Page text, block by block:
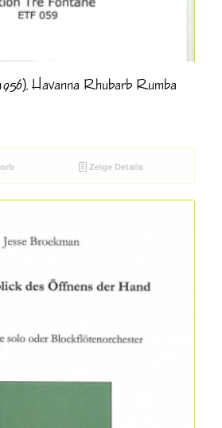
Havanna Rhubarb Rumba
Zeige Details